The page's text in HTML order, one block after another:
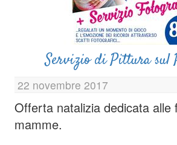
Servizio di Pittura sul
22 novembre 2017
Offerta natalizia dedicata alle
mamme.